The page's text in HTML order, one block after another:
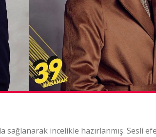
incelikle hazırlanmış. Sesli